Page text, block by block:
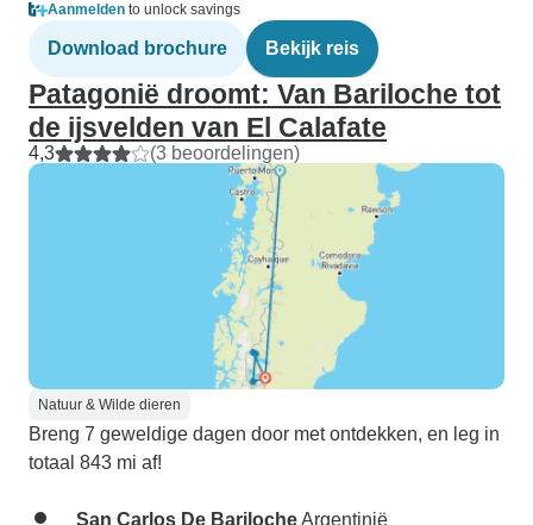
Aanmelden to unlock savings
Download brochure Bekijk reis
Patagonië droomt: Van Bariloche tot
de ijsvelden van El Calafate
4,3 (3 beoordelingen)
Natuur & Wilde dieren
Breng 7 geweldige dagen door met ontdekken, en leg in
totaal 843 mi af!
San Carlos De BarilocheArgentinië